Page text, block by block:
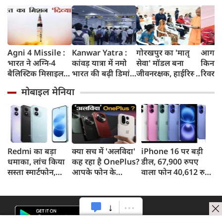
Agni 4 Missile :
भारत ने अग्नि-4
बैलिस्टिक मिसाइल
किया, 4,000 KM
तक मारक क्षमता
Kanwar Yatra :
कांवड़ यात्रा में नमो
भारत की बढ़ी डिमांड,
कई स्टेशनों पर 50%
तक बढ़ी यात्रियों की
संख्या
गोरखपुर का 'मातृ
सेवा' मॉडल बना
जीवनरक्षक, हाईरिस्क
इलाज से बची 77
जिंदगियां
आगरा
रिवर
करेगी
मोबाइल मेनिया
Redmi का बड़ा
धमाका, लांच किया
सस्ता स्मार्टफोन,
क्या सच में 'अलविदा'
कह रहा है OnePlus?
आपके फोन के
iPhone 16 पर बड़ी
डील, 67,900 रुपए
वाला फोन 40,612 रुपए